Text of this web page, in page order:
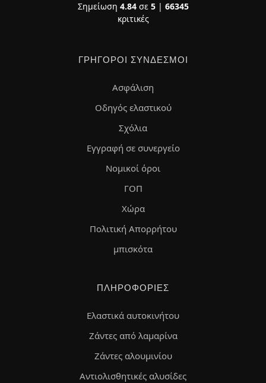
Σημείωση 4.84σε 5| 66345
κριτικές
ΓΡΉΓΟΡΟΙ ΣΎΝΔΕΣΜΟΙ
Ασφάλιση
Οδηγός ελαστικού
Σχόλια
Εγγραφή σε συνεργείο
Νομικοί όροι
ΓΟΠ
Χώρα
Πολιτική Απορρήτου
μπισκότα
ΠΛΗΡΟΦΟΡΊΕΣ
Ελαστικά αυτοκινήτου
Ζάντες από λαμαρίνα
Ζάντες αλουμινίου
Αντιολισθητικές αλυσίδες